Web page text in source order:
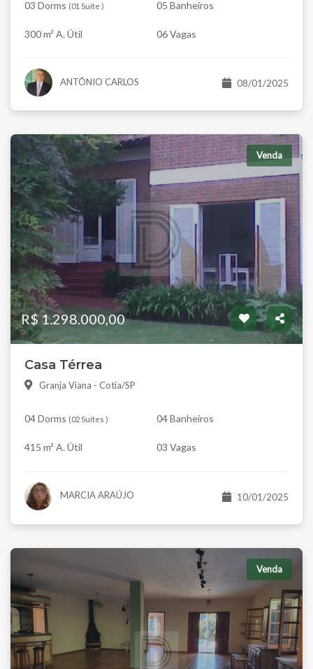
03 Dorms (01 Suíte ) 05 Banheiros
300 m² A. Útil 06 Vagas
ANTÔNIO CARLOS 08/01/2025
Venda
R$ 1.298.000,00
Casa Térrea
Granja Viana - Cotia/SP
04 Dorms (02 Suítes ) 04 Banheiros
415 m² A. Útil 03 Vagas
MARCIA ARAÚJO 10/01/2025
Venda